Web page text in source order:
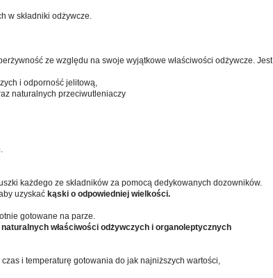
w składniki odżywcze.
ze względu na swoje wyjątkowe właściwości odżywcze. Jest
i odporność jelitową,
naturalnych przeciwutleniaczy
każdego ze składników za pomocą dedykowanych dozowników.
uzyskać kąski o odpowiedniej wielkości.
gotowane na parze.
właściwości odżywczych i organoleptycznych
i temperaturę gotowania do jak najniższych wartości,